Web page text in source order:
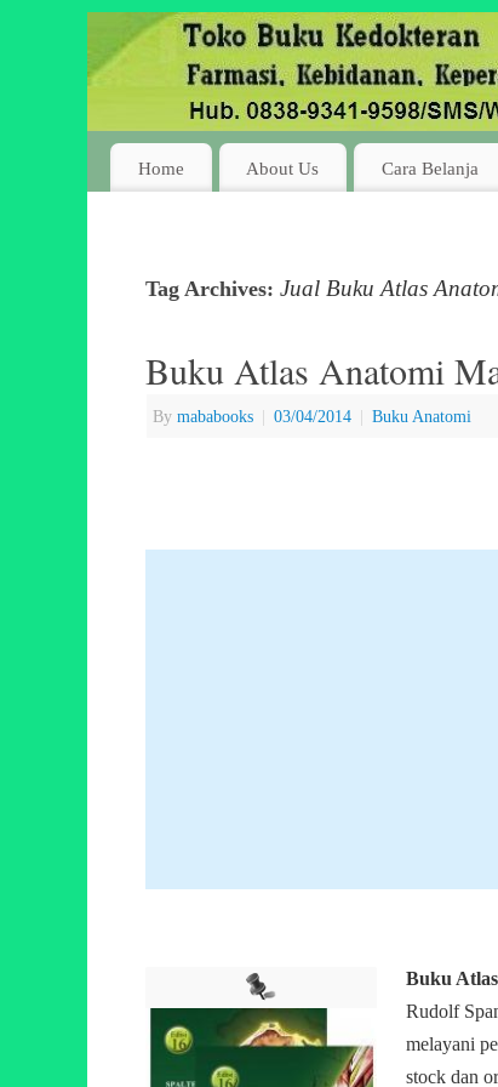
Home About Us Cara Belanja
Tag Archives: Jual Buku Atlas
Buku Atlas Anatomi
By mababooks | 03/04/2014 | Buku Anatomi
Buku
Rudolf
melayani
stock dan